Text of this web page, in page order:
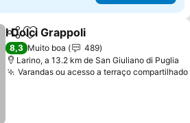
PartilharAdicionar aos favoritos
I Dolci Grappoli
8,3 Muito boa
489
Larino, a 13.2 km de San Giuliano di Puglia
Varandas ou acesso a terraço compartilhado